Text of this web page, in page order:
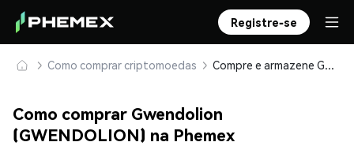
Registre-se
Como comprar criptomoedas Compre e armazene Gwendolion (GWENDOLION) com segurança
Como comprar Gwendolion
(GWENDOLION) na Phemex